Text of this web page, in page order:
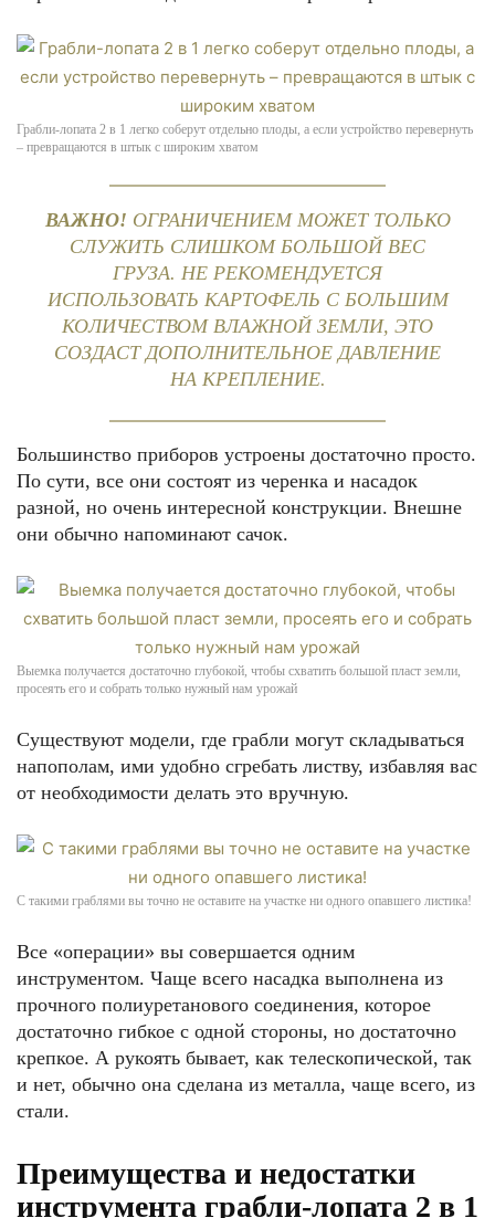
Грабли-лопата 2 в 1 легко соберут отдельно плоды, а если устройство перевернуть
– превращаются в штык с широким хватом
ВАЖНО! ОГРАНИЧЕНИЕМ МОЖЕТ ТОЛЬКО
СЛУЖИТЬ СЛИШКОМ БОЛЬШОЙ ВЕС
ГРУЗА. НЕ РЕКОМЕНДУЕТСЯ
ИСПОЛЬЗОВАТЬ КАРТОФЕЛЬ С БОЛЬШИМ
КОЛИЧЕСТВОМ ВЛАЖНОЙ ЗЕМЛИ, ЭТО
СОЗДАСТ ДОПОЛНИТЕЛЬНОЕ ДАВЛЕНИЕ
НА КРЕПЛЕНИЕ.
Большинство приборов устроены достаточно просто.
По сути, все они состоят из черенка и насадок
разной, но очень интересной конструкции. Внешне
они обычно напоминают сачок.
Выемка получается достаточно глубокой, чтобы схватить большой пласт земли,
просеять его и собрать только нужный нам урожай
Существуют модели, где грабли могут складываться
напополам, ими удобно сгребать листву, избавляя вас
от необходимости делать это вручную.
С такими граблями вы точно не оставите на участке ни одного опавшего листика!
Все «операции» вы совершается одним
инструментом. Чаще всего насадка выполнена из
прочного полиуретанового соединения, которое
достаточно гибкое с одной стороны, но достаточно
крепкое. А рукоять бывает, как телескопической, так
и нет, обычно она сделана из металла, чаще всего, из
стали.
Преимущества и недостатки
инструмента грабли-лопата 2 в 1